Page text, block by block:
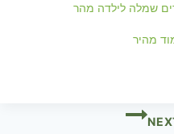
שמלה לילדה מהר
מהיר